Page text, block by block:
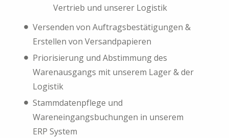
Vertrieb und unserer Logistik
Versenden von Auftragsbestätigungen &
Erstellen von Versandpapieren
Priorisierung und Abstimmung des
Warenausgangs mit unserem Lager & der
Logistik
Stammdatenpflege und
Wareneingangsbuchungen in unserem
ERP System